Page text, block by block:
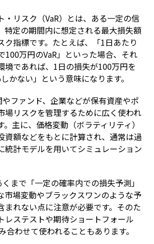
・リスク（VaR）とは、ある一定の信
特定の期間内に想定される最大損失額
ク指標です。たとえば、「1日あたり
100万円のVaR」といった場合、それ
境であれば、1日の損失が100万円を
かない」という意味になります。
やファンド、企業などが保有資産やポ
場リスクを管理するために広く使われ
主に、価格変動（ボラティリティ）
資額などをもとに計算され、通常は過
統計モデルを用いてシミュレーション
まで「一定の確率内での損失予測」
市場変動やブラックスワンのような予
まれない点に注意が必要です。そのた
レステストや期待ショートフォール
合わせて使われることもあります。